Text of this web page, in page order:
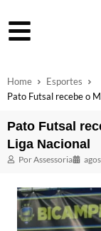
Home
Esportes
Pato Futsal recebe o
Pato Futsal
Liga Nacional
PorAssessoria